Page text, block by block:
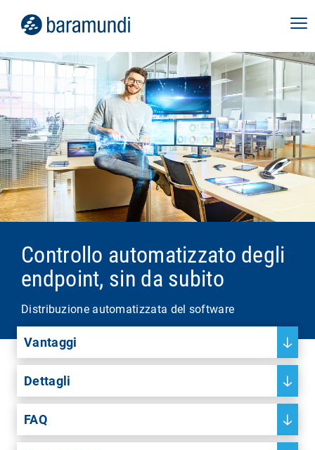
Controllo automatizzato degli
endpoint, sin da subito
Distribuzione automatizzata del software
Vantaggi
Dettagli
FAQ